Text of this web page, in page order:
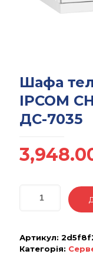
Шафа
IPCOM
ДС-7035
Артикул:
Категорія: